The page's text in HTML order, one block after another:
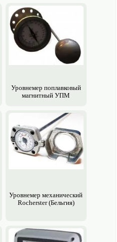
Уровнемер поплавковый
магнитный УПМ
Уровнемер механический
Rocherster (Бельгия)